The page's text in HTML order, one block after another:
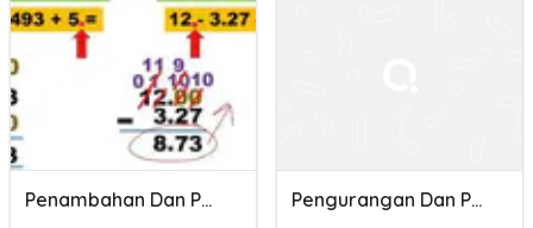
Penambahan Dan Penolakan Perpuluhan Pengurangan Dan Penambahan